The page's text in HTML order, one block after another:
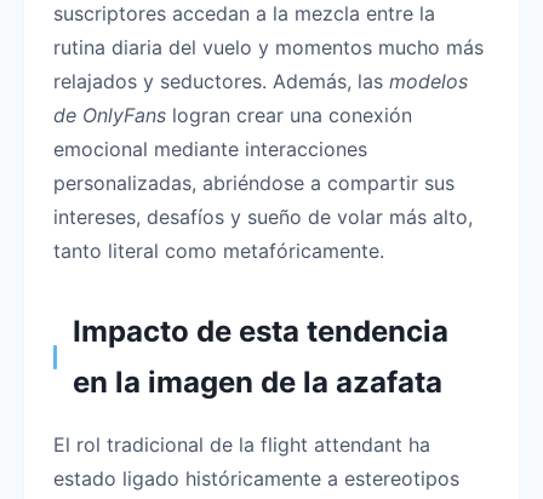
suscriptores accedan a la mezcla entre la
rutina diaria del vuelo y momentos mucho más
relajados y seductores. Además, las modelos
de OnlyFans logran crear una conexión
emocional mediante interacciones
personalizadas, abriéndose a compartir sus
intereses, desafíos y sueño de volar más alto,
tanto literal como metafóricamente.
Impacto de esta tendencia
en la imagen de la azafata
El rol tradicional de la flight attendant ha
estado ligado históricamente a estereotipos